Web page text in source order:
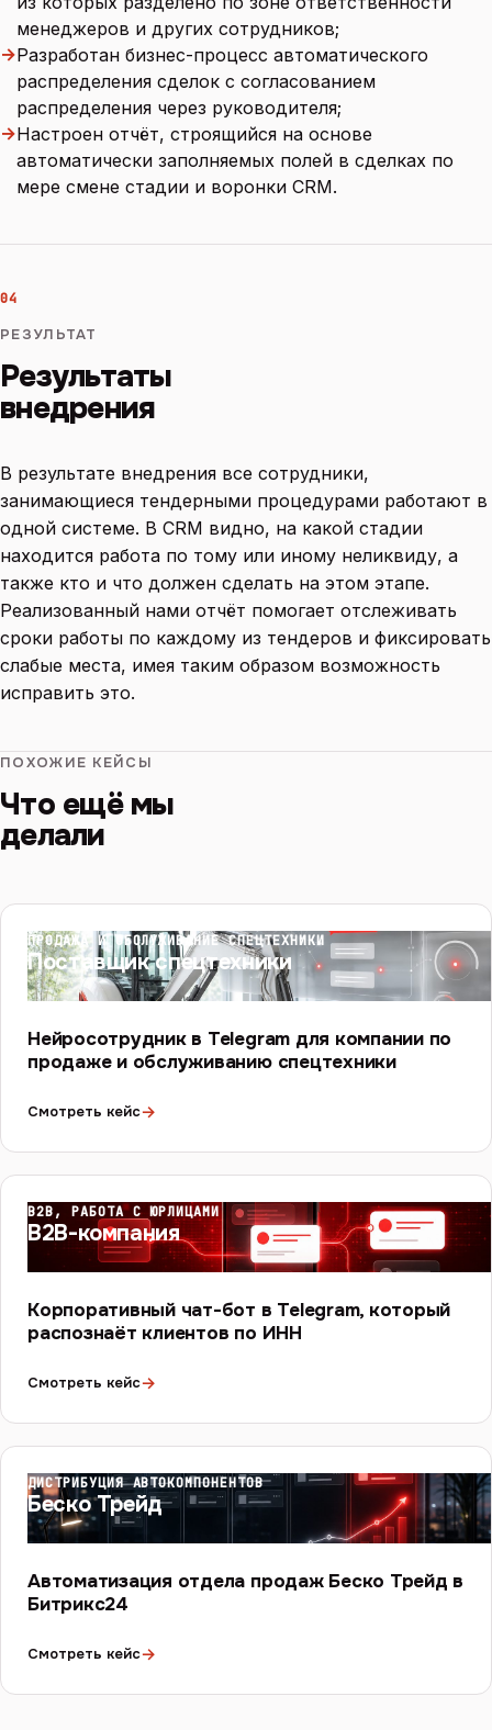
менеджеров и других сотрудников;
→Разработан бизнес-процесс автоматического
распределения сделок с согласованием
распределения через руководителя;
→Настроен отчёт, строящийся на основе
автоматически заполняемых полей в сделках по
мере смене стадии и воронки CRM.
04
РЕЗУЛЬТАТ
Результаты
внедрения
В результате внедрения все сотрудники,
занимающиеся тендерными процедурами работают в
одной системе. В CRM видно, на какой стадии
находится работа по тому или иному неликвиду, а
также кто и что должен сделать на этом этапе.
Реализованный нами отчёт помогает отслеживать
сроки работы по каждому из тендеров и фиксировать
слабые места, имея таким образом возможность
исправить это.
ПОХОЖИЕ КЕЙСЫ
Что ещё мы
делали
ПРОДАЖА И ОБСЛУЖИВАНИЕ СПЕЦТЕХНИКИ
Поставщик спецтехники
Нейросотрудник в Telegram для компании по
продаже и обслуживанию спецтехники
Смотреть кейс→
B2B, РАБОТА С ЮРЛИЦАМИ
B2B-компания
Корпоративный чат-бот в Telegram, который
распознаёт клиентов по ИНН
Смотреть кейс→
ДИСТРИБУЦИЯ АВТОКОМПОНЕНТОВ
Беско Трейд
Автоматизация отдела продаж Беско Трейд в
Битрикс24
Смотреть кейс→